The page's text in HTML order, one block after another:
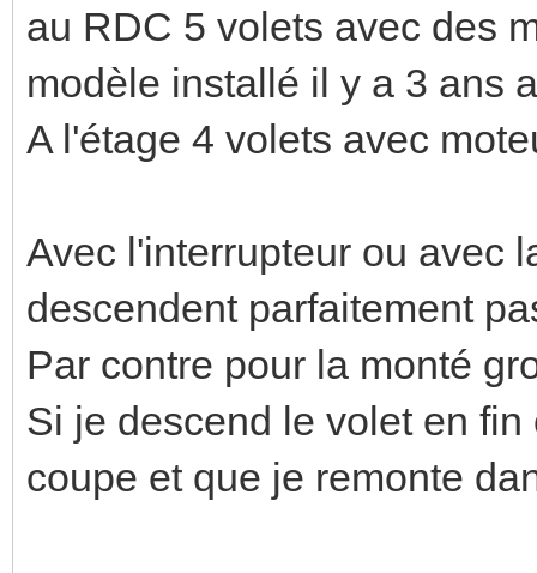
au RDC 5 volets avec des
modèle installé il y a 3 ans
A l'étage 4 volets avec
Avec l'interrupteur ou avec
descendent parfaitement
Par contre pour la monté
Si je descend le volet en
coupe et que je remonte